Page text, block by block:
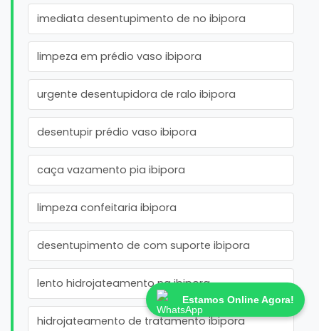
imediata desentupimento de no ibipora
limpeza em prédio vaso ibipora
urgente desentupidora de ralo ibipora
desentupir prédio vaso ibipora
caça vazamento pia ibipora
limpeza confeitaria ibipora
desentupimento de com suporte ibipora
lento hidrojateamento na ibipora
hidrojateamento de tratamento ibipora
Estamos Online Agora!